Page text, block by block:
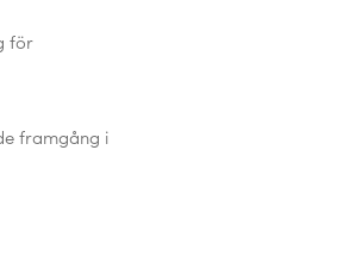
för
framgång i